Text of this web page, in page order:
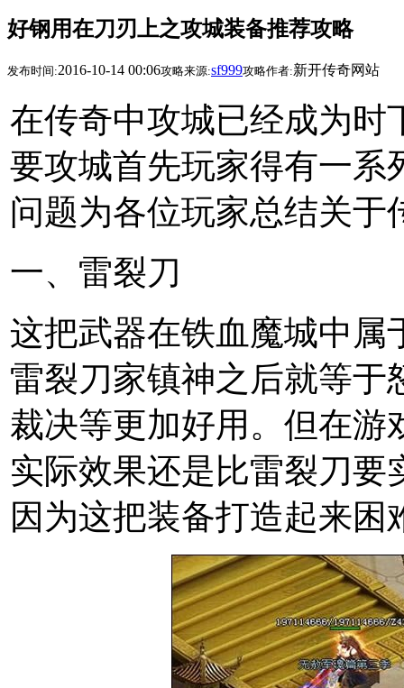
好钢用在刀刃上之攻城装备推荐攻略
发布时间:2016-10-14 00:06攻略来源:sf999攻略作者:新开传奇网站
在传奇中攻城已经成为时
要攻城首先玩家得有一系
问题为各位玩家总结关于
一、雷裂刀
这把武器在铁血魔城中属
雷裂刀家镇神之后就等于
裁决等更加好用。但在游
实际效果还是比雷裂刀要
因为这把装备打造起来困